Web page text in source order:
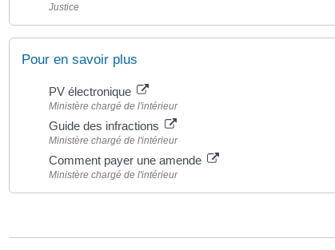
Justice
Pour en savoir plus
PV électronique
Ministère chargé de l'intérieur
Guide des infractions
Ministère chargé de l'intérieur
Comment payer une amende
Ministère chargé de l'intérieur